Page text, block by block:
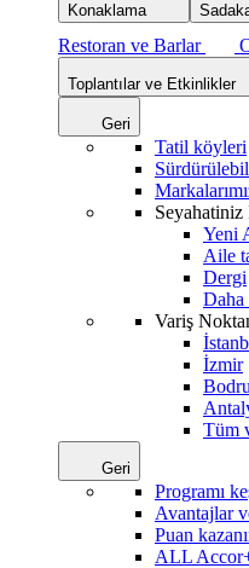
Konaklama
Restoran ve Barlar
Toplantılar ve Etkinlikler
Geri
Tatil köyleri
Yeni
Aile
Dergi
Daha
Variş
İzmir
Tüm
Geri
Programı
Avantajlar
Puan
ALL